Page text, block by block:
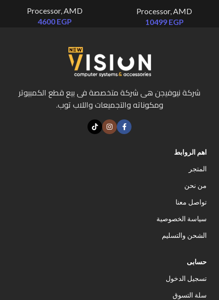
Processor,AMD
10499 EGP
Processor,AMD
4600 EGP
شركة نيوفيجن هى شركة متخصصة فى بيع قطع الكمبيوتر
ومكوناته والتجميعات واللاب توب.
اهم الروابط
المتجر
من نحن
تواصل معنا
سياسة الخصوصية
الشحن والتسليم
حسابى
تسجيل الدخول
سلة التسوق